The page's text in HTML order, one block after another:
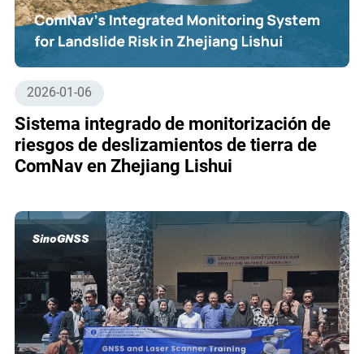
2026-01-06
Sistema integrado de monitorización de
riesgos de deslizamientos de tierra de
ComNav en Zhejiang Lishui